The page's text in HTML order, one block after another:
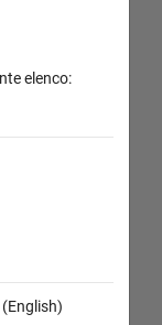
elenco: